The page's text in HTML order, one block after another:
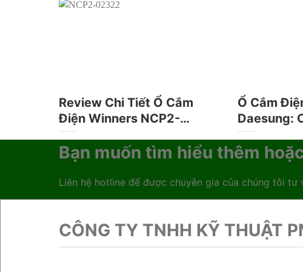
Review Chi Tiết Ổ Cắm
Điện Winners NCP2-
02322 và NCP2-02222
Ổ Cắm
Daesung:
An Toàn
Bạn muốn tìm hiểu thêm
Liên hệ hotline để được chuyên gia của chúng tôi tư
CÔNG TY TNHH KỸ THUẬT